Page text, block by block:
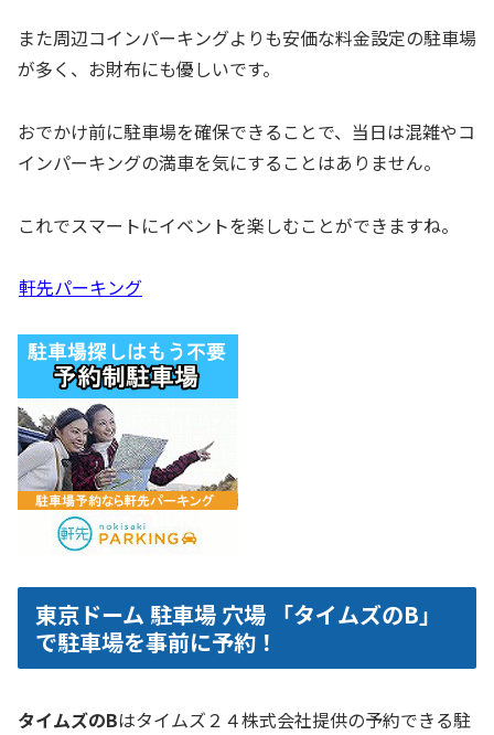
また周辺コインパーキングよりも安価な料金設定の駐車場
が多く、お財布にも優しいです。
おでかけ前に駐車場を確保できることで、当日は混雑やコ
インパーキングの満車を気にすることはありません。
これでスマートにイベントを楽しむことができますね。
軒先パーキング
東京ドーム 駐車場 穴場 「タイムズのB」
で駐車場を事前に予約！
タイムズのBはタイムズ２４株式会社提供の予約できる駐